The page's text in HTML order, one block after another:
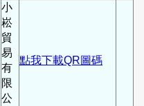
小
崧
貿
易
有
限
公
點我下載QR圖碼